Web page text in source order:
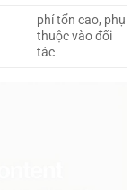
phí tổn cao, phụ
thuộc vào đối
tác